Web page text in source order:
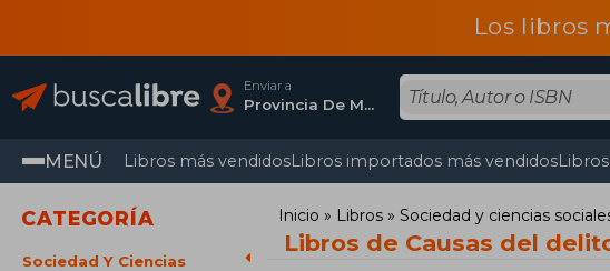
Los libros
Enviar a
Provincia De Madrid
MENÚ Libros más vendidosLibros importados más vendidos
CATEGORÍA
Sociedad Y Ciencias
Inicio Libros Sociedad y ciencias
Libros de Causas del